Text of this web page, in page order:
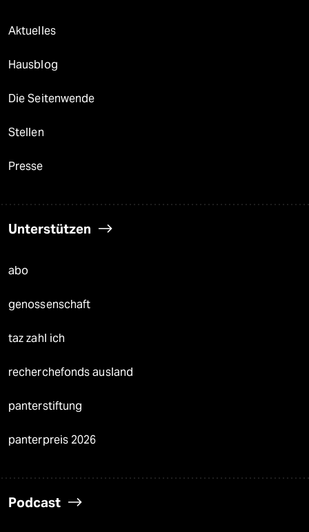
Aktuelles
Hausblog
Die Seitenwende
Stellen
Presse
Unterstützen
abo
genossenschaft
taz zahl ich
recherchefonds ausland
panterstiftung
panterpreis 2026
Podcast